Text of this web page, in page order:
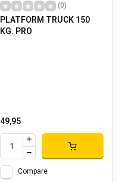
(0)
PLATFORM TRUCK 150
KG. PRO
49,95
Compare